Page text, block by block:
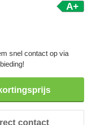
A+
snel contact op via
contact